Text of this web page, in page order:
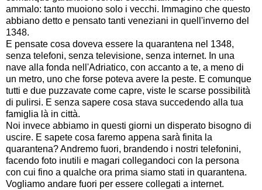
ammalo: tanto muoiono solo i vecchi. Immagino che questo
abbiano detto e pensato tanti veneziani in quell'inverno del
1348.
E pensate cosa doveva essere la quarantena nel 1348,
senza telefoni, senza televisione, senza internet. In una
nave alla fonda nell'Adriatico, con accanto a te, a meno di
un metro, uno che forse poteva avere la peste. E comunque
tutti e due puzzavate come capre, viste le scarse possibilità
di pulirsi. E senza sapere cosa stava succedendo alla tua
famiglia là in città.
Noi invece abbiamo in questi giorni un disperato bisogno di
uscire. E sapete cosa faremo appena sarà finita la
quarantena? Andremo fuori, brandendo i nostri telefonini,
facendo foto inutili e magari collegandoci con la persona
con cui fino a qualche ora prima siamo stati in quarantena.
Vogliamo andare fuori per essere collegati a internet.